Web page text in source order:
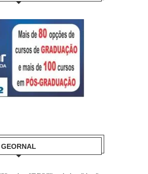
GEORNAL